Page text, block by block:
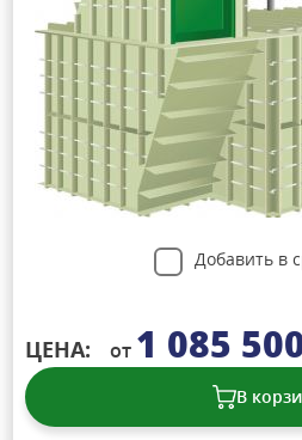
Добавить в
ЦЕНА: от 1 085
В